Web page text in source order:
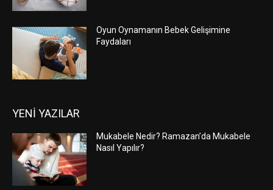
Oyun Oynamanın Bebek Gelişimine
Faydaları
YENİ YAZILAR
Mukabele Nedir? Ramazan’da Mukabele
Nasıl Yapılır?